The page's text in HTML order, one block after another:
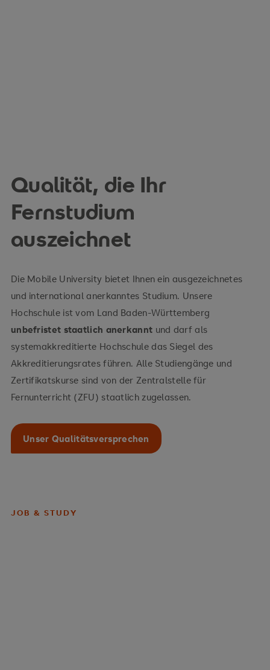
Qualität, die Ihr
Fernstudium
auszeichnet
Die Mobile University bietet Ihnen ein ausgezeichnetes
und international anerkanntes Studium. Unsere
Hochschule ist vom Land Baden-Württemberg
unbefristet staatlich anerkannt und darf als
systemakkreditierte Hochschule das Siegel des
Akkreditierungsrates führen. Alle Studiengänge und
Zertifikatskurse sind von der Zentralstelle für
Fernunterricht (ZFU) staatlich zugelassen.
Unser Qualitätsversprechen
JOB & STUDY